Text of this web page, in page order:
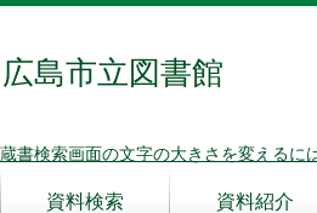
広島市立図書館
蔵書検索画面の文字の大きさを変えるに
資料検索 資料紹介